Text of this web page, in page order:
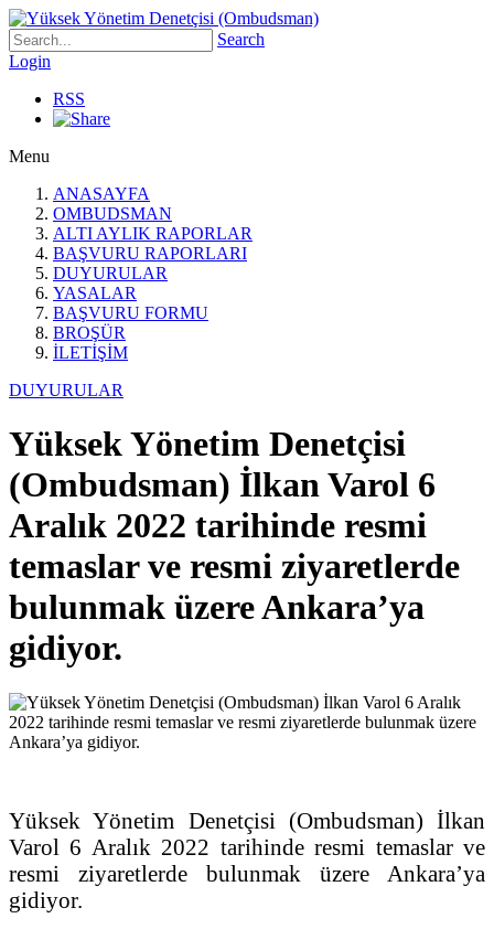
Search
Login
RSS
Menu
ANASAYFA
OMBUDSMAN
ALTI AYLIK RAPORLAR
BAŞVURU RAPORLARI
DUYURULAR
YASALAR
BAŞVURU FORMU
BROŞÜR
İLETİŞİM
DUYURULAR
Yüksek Yönetim Denetçisi
(Ombudsman) İlkan Varol 6
Aralık 2022 tarihinde resmi
temaslar ve resmi ziyaretlerde
bulunmak üzere Ankara’ya
gidiyor.
Yüksek Yönetim Denetçisi (Ombudsman) İlkan
Varol 6 Aralık 2022 tarihinde resmi temaslar ve
resmi ziyaretlerde bulunmak üzere Ankara’ya
gidiyor.